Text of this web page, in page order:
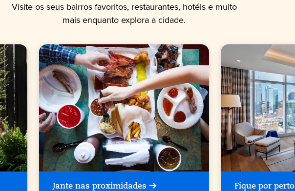
Visite os seus bairros favoritos, restaurantes, hotéis e muito
mais enquanto explora a cidade.
Jante nas proximidades Fique por perto